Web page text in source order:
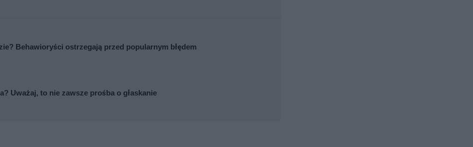
Behawioryści ostrzegają przed popularnym błędem
Uważaj, to nie zawsze prośba o głaskanie